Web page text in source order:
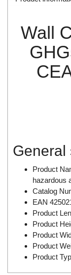
DINA Elektronik
Di-Soric
Di-Soric
Dongdo Tech
Donghwa Valve
Dongkun
Dosing Pump
DR. NEUMANN
Driesen Kern
Dropsa Vietnam
Druck
Wall
General
Product
hazardous
Catalog
EAN
Product
Product
Product
Product
Product